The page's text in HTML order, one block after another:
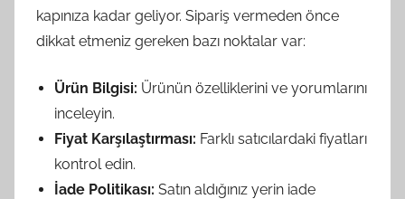
kapınıza kadar geliyor. Sipariş vermeden önce
dikkat etmeniz gereken bazı noktalar var:
Ürün Bilgisi: Ürünün özelliklerini ve yorumlarını
inceleyin.
Fiyat Karşılaştırması: Farklı satıcılardaki fiyatları
kontrol edin.
İade Politikası: Satın aldığınız yerin iade